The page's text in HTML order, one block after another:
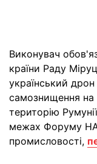
Виконувач
країни Раду
український
самознищення на
територію
межах Форуму
промисловості,